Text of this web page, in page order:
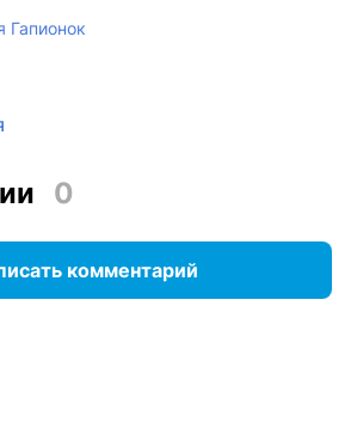
Гапионок
0
комментарий